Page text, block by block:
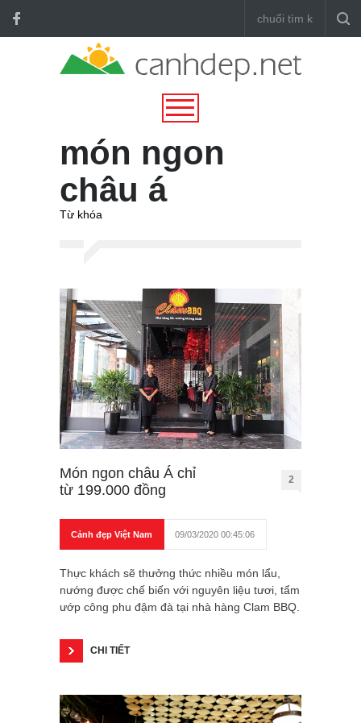
món ngon
châu á
Từ khóa
Món ngon châu Á chỉ
từ 199.000 đồng
2
Cảnh đẹp Việt Nam 09/03/2020 00:45:06
Thực khách sẽ thưởng thức nhiều món lẩu,
nướng được chế biến với nguyên liệu tươi, tẩm
ướp công phu đậm đà tại nhà hàng Clam BBQ.
CHI TIẾT